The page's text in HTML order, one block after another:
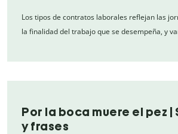
Los tipos de contratos laborales reflejan las
la finalidad del trabajo que se desempeña, y
Por la boca muere el pez
y frases